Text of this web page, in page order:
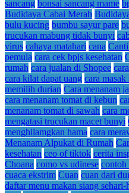
sancang bonsai sancang mame
Budidaya Cabai Merah
bulu kucing bumbu sayur pare
trucukan mabung tidak bunyi
virus cahaya matahari cana
pemula cara cek bpjs kesehatan
rumah cara jualan di Shopee
cara kilat dapat uang cara
memilih durian Cara menanam
cara menanam tomat di kebun
menanam tomat di sawah cara
mengatasi trucukan macet bunyi
menghilamgkan hama cara
Menanam Alpukat di Rumah
kesehatan ceo of tiktok cerita
Choana como vs udinese contoh
cuaca ekstrim Cuan cuan dari
daftar menu makan siang sehari-